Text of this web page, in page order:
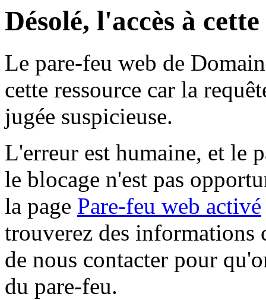
Désolé, l'accès à
Le pare-feu web de
cette ressource car la
jugée suspicieuse.
L'erreur est humaine, et le
le blocage n'est pas
la page Pare-feu web activé
trouverez des informations
de nous contacter pour
du pare-feu.